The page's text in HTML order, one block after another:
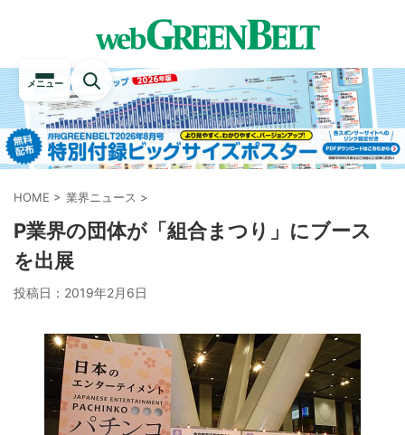
メニュー
HOME > 業界ニュース >
P業界の団体が「組合まつり」にブース
を出展
投稿日： 2019年2月6日